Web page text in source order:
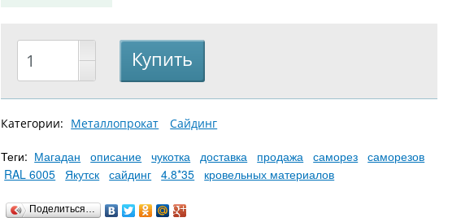
Категории: Металлопрокат Сайдинг
Теги: Магадан описание чукотка доставка продажа саморез
саморезов
RAL 6005
Якутск сайдинг 4.8*35 кровельных материалов
Поделиться…